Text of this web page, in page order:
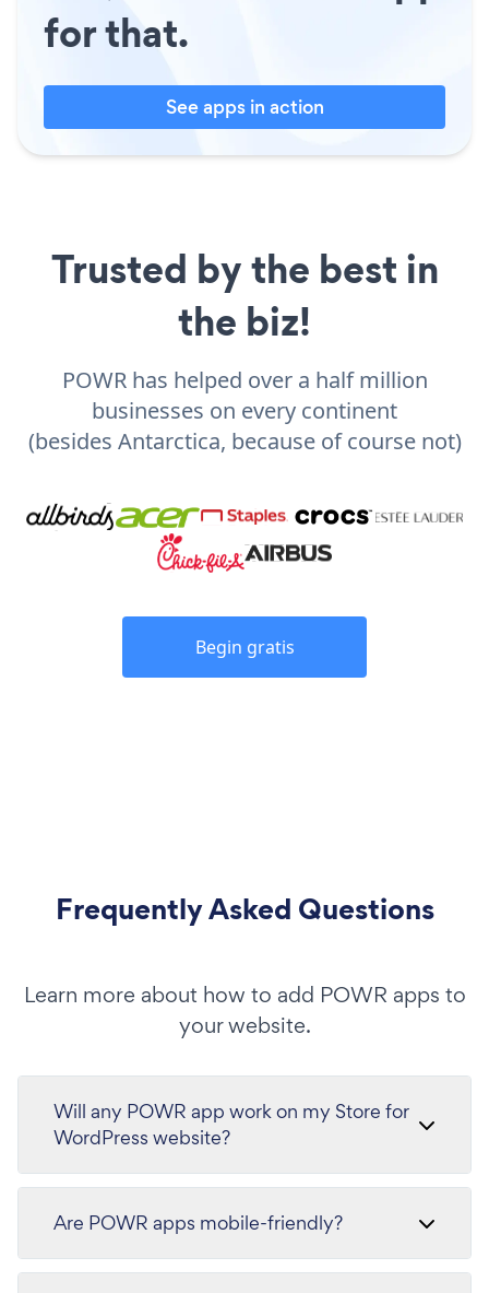
for that.
See apps in action
Trusted by the best in
the biz!
POWR has helped over a half million
businesses on every continent
(besides Antarctica, because of course not)
Begin gratis
Frequently Asked Questions
Learn more about how to add POWR apps to
your website.
Will any POWR app work on my Store for
WordPress website?
Are POWR apps mobile-friendly?